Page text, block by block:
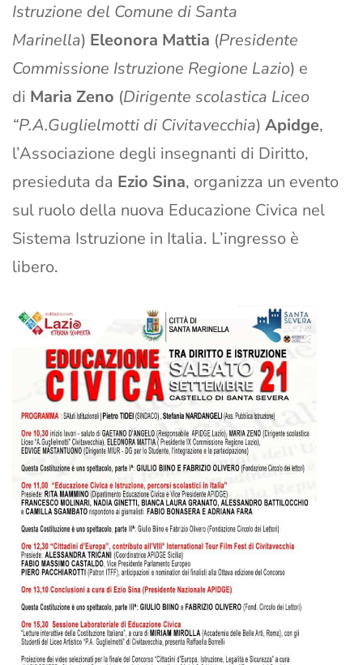
Istruzione del Comune di Santa
Marinella) Eleonora Mattia (Presidente
Commissione Istruzione Regione Lazio) e
di Maria Zeno (Dirigente scolastica Liceo
“P.A.Guglielmotti di Civitavecchia) Apidge,
l’Associazione degli insegnanti di Diritto,
presieduta da Ezio Sina, organizza un evento
sul ruolo della nuova Educazione Civica nel
Sistema Istruzione in Italia. L’ingresso è
libero.